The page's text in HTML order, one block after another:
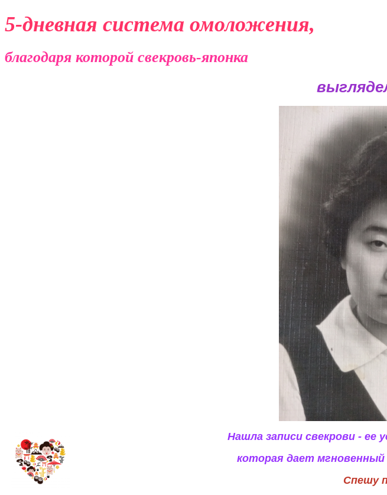
5-дневная система омоложения,
благодаря которой свекровь-японка
Нашла записи свекрови - ее
которая дает мгновенный
Спешу